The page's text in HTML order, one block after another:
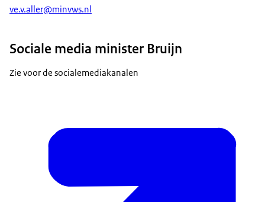
ve.v.aller@minvws.nl
Sociale media minister Bruijn
Zie voor de socialemediakanalen